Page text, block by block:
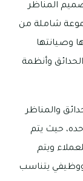
المناظر
شاملة من
وصيانتها
وأنظمة
والمناظر
حيث يتم
ويتم
يتناسب